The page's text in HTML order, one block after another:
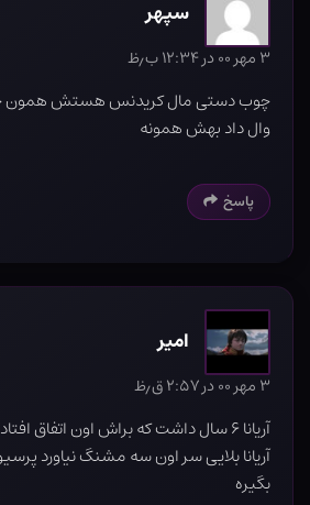
سپهر
۳ مهر ۰۰ در ۱۲:۳۴ ب٫ظ
چوب دستی مال کریدنس هستش همون
وال داد بهش همونه
پاسخ
امیر
۳ مهر ۰۰ در ۲:۵۷ ق٫ظ
آریانا بلایی سر اون سه مشنگ نیاورد
بگیره